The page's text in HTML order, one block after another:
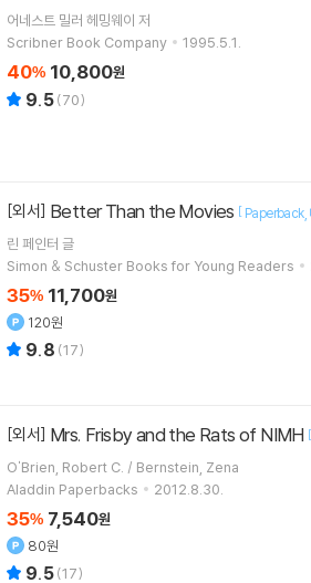
어네스트 밀러 헤밍웨이 저
Scribner Book Company
1995.5.1.
40% 10,800원
9.5(70)
[외서] Better Than the Movies [ Paperback
린 페인터 글
Simon & Schuster Books for Young Readers
35% 11,700원
120원
9.8 (17)
[외서] Mrs. Frisby and the Rats of NIMH [
O'Brien, Robert C. / Bernstein, Zena
Aladdin Paperbacks
2012.8.30.
35% 7,540원
80원
9.5(17)